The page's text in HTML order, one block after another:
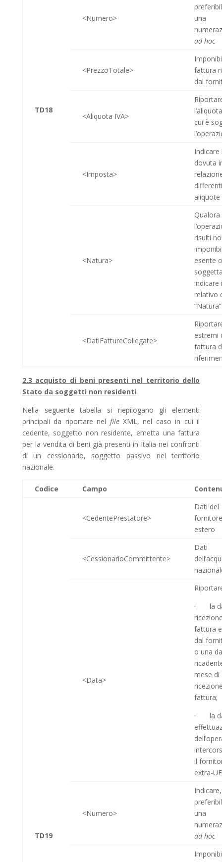
TD18
<Numero>
una
ad hoc
<PrezzoTotale>
fattura
dal
<Aliquota IVA>
cui è
<Imposta>
Indicare
dovuta
differenti
aliquote
<Natura>
Qualora
risulti
esente
indicare
relativo
“Natura”
<DatiFattureCollegate>
estremi
fattura
2.3 acquisto di beni presenti nel territorio dello
Stato da soggetti non residenti
Nella seguente tabella si riepilogano gli elementi
principali da riportare nel fileXML, nel caso in cui il
cedente, soggetto non residente, emetta una fattura
per la vendita di beni già presenti in Italia nei confronti
di un cessionario, soggetto passivo nel territorio
nazionale.
Codice Campo
TD19
<CedentePrestatore>
Dati del
fornitore
estero
<CessionarioCommittente>
Dati
<Data>
· la
fattura
dal
o una
mese di
fattura;
· la
il
extra-
<Numero>
Indicare,
una
ad hoc